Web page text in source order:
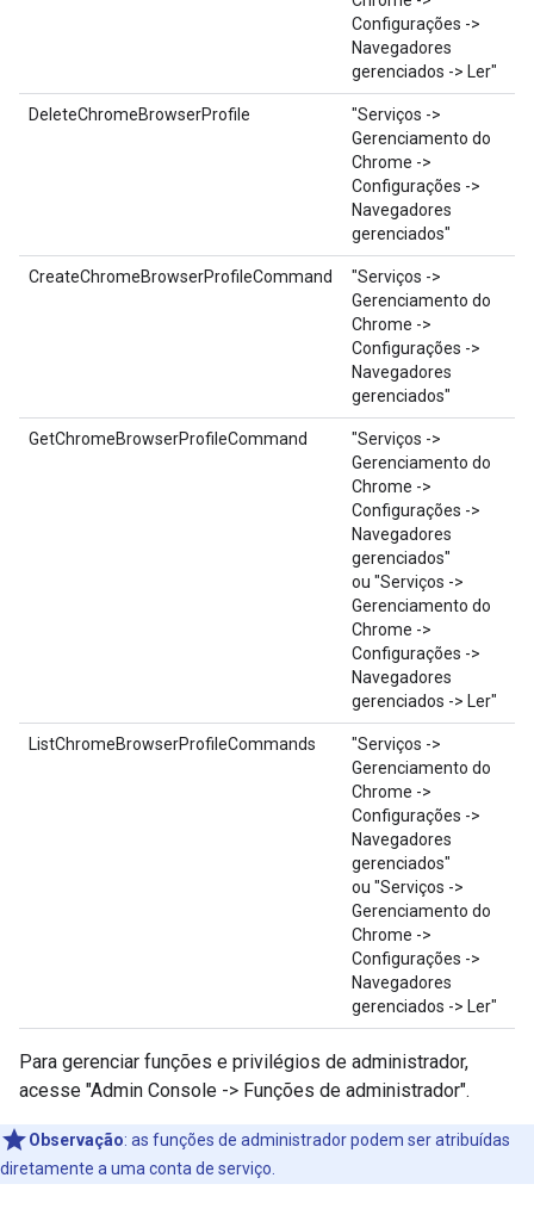
Configurações ->
Navegadores
gerenciados -> Ler"
DeleteChromeBrowserProfile
"Serviços ->
Gerenciamento do
Chrome ->
Configurações ->
Navegadores
gerenciados"
CreateChromeBrowserProfileCommand
"Serviços ->
Gerenciamento do
Chrome ->
Configurações ->
Navegadores
gerenciados"
GetChromeBrowserProfileCommand
"Serviços ->
Gerenciamento do
Chrome ->
Configurações ->
Navegadores
gerenciados"
ou "Serviços ->
Gerenciamento do
Chrome ->
Configurações ->
Navegadores
gerenciados -> Ler"
ListChromeBrowserProfileCommands
"Serviços ->
Gerenciamento do
Chrome ->
Configurações ->
Navegadores
gerenciados"
ou "Serviços ->
Gerenciamento do
Chrome ->
Configurações ->
Navegadores
gerenciados -> Ler"
Para gerenciar funções e privilégios de administrador,
acesse "Admin Console -> Funções de administrador".
Observação: as funções de administrador podem ser atribuídas
diretamente a uma conta de serviço.